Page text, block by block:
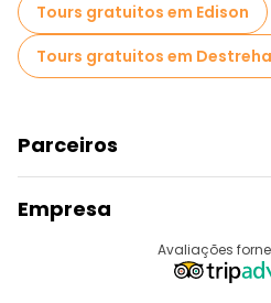
Tours gratuitos em Edison
Tours gratuitos em
Parceiros
Registo Do Fornecedor
Programa De Afiliados
Empresa
Avaliações